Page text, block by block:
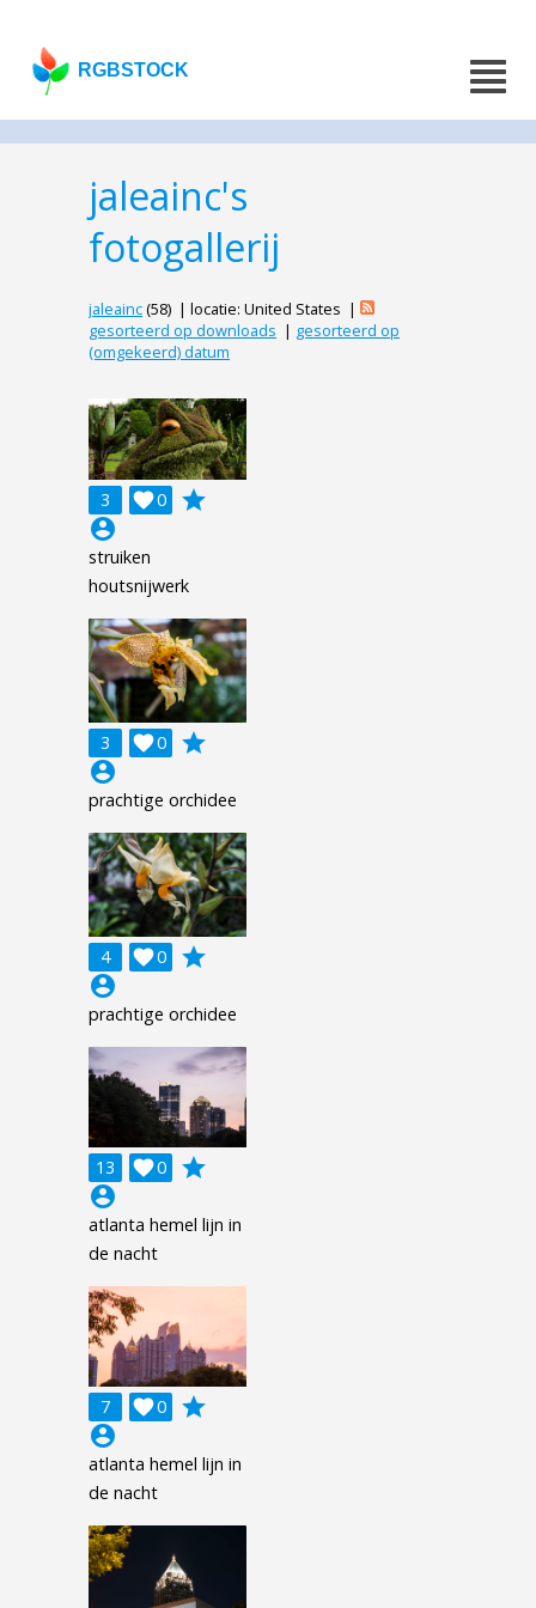
RGBSTOCK
jaleainc's
fotogallerij
jaleainc(58) | locatie: United States |
gesorteerd op downloads | gesorteerd op
(omgekeerd) datum
3 0

grade
account_circle
struiken
houtsnijwerk
3 0

grade
account_circle
prachtige orchidee
4 0

grade
account_circle
prachtige orchidee
13 0

grade
account_circle
atlanta hemel lijn in
de nacht
7 0

grade
account_circle
atlanta hemel lijn in
de nacht